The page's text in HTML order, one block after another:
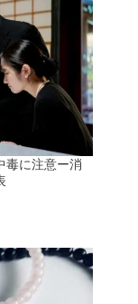
毒に注意ー消